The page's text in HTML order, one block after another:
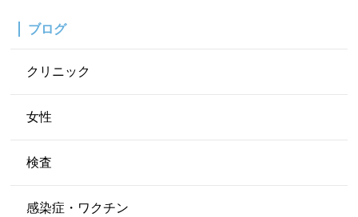
ブログ
クリニック
女性
検査
感染症・ワクチン